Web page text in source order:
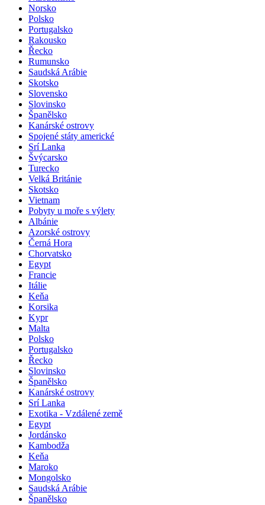
Norsko
Polsko
Portugalsko
Rakousko
Řecko
Rumunsko
Saudská Arábie
Skotsko
Slovensko
Slovinsko
Španělsko
Kanárské ostrovy
Spojené státy americké
Srí Lanka
Švýcarsko
Turecko
Velká Británie
Skotsko
Vietnam
Pobyty u moře s výlety
Albánie
Azorské ostrovy
Černá Hora
Chorvatsko
Egypt
Francie
Itálie
Keňa
Korsika
Kypr
Malta
Polsko
Portugalsko
Řecko
Slovinsko
Španělsko
Kanárské ostrovy
Srí Lanka
Exotika - Vzdálené země
Egypt
Jordánsko
Kambodža
Keňa
Maroko
Mongolsko
Saudská Arábie
Španělsko